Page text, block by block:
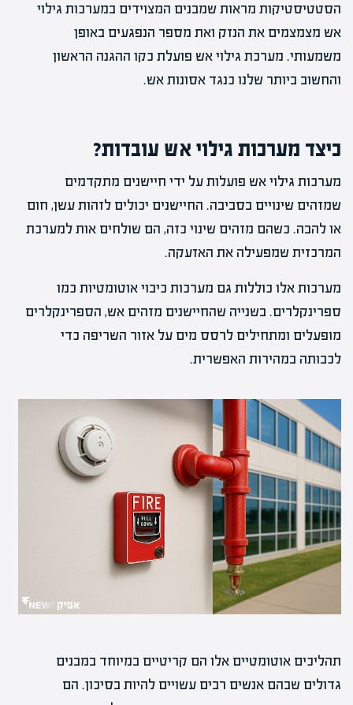
הסטטיסטיקות מראות שמבנים המצוידים במערכות גילוי
אש מצמצמים את הנזק ואת מספר הנפגעים באופן
משמעותי. מערכת גילוי אש פועלת כקו ההגנה הראשון
והחשוב ביותר שלנו כנגד אסונות אש.
כיצד מערכות גילוי אש עובדות?
מערכות גילוי אש פועלות על ידי חיישנים מתקדמים
שמזהים שינויים בסביבה. החיישנים יכולים לזהות עשן, חום
או להבה. כשהם מזהים שינוי כזה, הם שולחים אות למערכת
המרכזית שמפעילה את האזעקה.
מערכות אלו כוללות גם מערכות כיבוי אוטומטיות כמו
ספרינקלרים. בשנייה שהחיישנים מזהים אש, הספרינקלרים
מופעלים ומתחילים לרסס מים על אזור השריפה כדי
לכבותה במהירות האפשרית.
תהליכים אוטומטיים אלו הם קריטיים במיוחד במבנים
גדולים שבהם אנשים רבים עשויים להיות בסיכון. הם